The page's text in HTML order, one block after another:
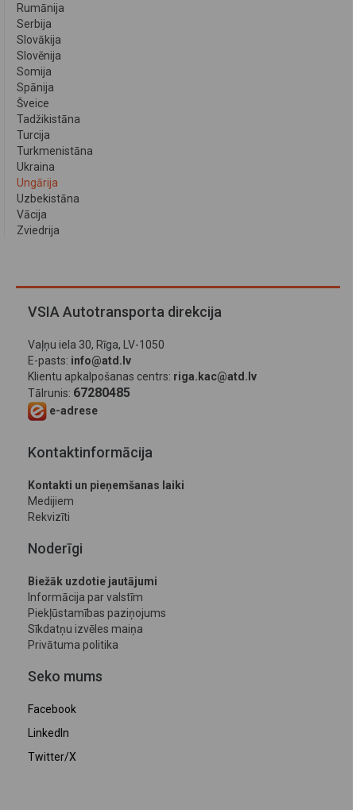
Rumānija
Serbija
Slovākija
Slovēnija
Somija
Spānija
Šveice
Tadžikistāna
Turcija
Turkmenistāna
Ukraina
Ungārija
Uzbekistāna
Vācija
Zviedrija
VSIA Autotransporta direkcija
Vaļņu iela 30, Rīga, LV-1050
E-pasts: info@atd.lv
Klientu apkalpošanas centrs: riga.kac@atd.lv
Tālrunis: 67280485
e-adrese
Kontaktinformācija
Kontakti un pieņemšanas laiki
Medijiem
Rekvizīti
Noderīgi
Biežāk uzdotie jautājumi
Informācija par valstīm
Piekļūstamības paziņojums
Sīkdatņu izvēles maiņa
Privātuma politika
Seko mums
Facebook
LinkedIn
Twitter/X